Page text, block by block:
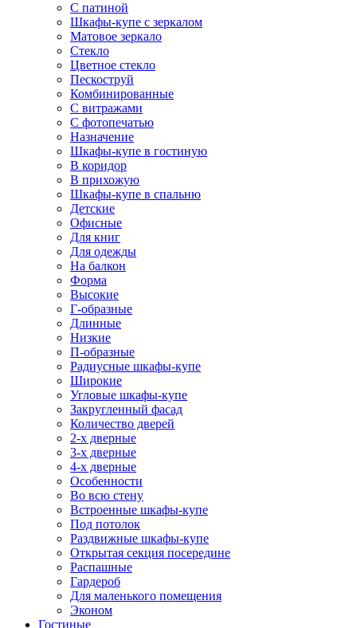
С патиной
Шкафы-купе с зеркалом
Матовое зеркало
Стекло
Цветное стекло
Пескоструй
Комбинированные
С витражами
С фотопечатью
Назначение
Шкафы-купе в гостиную
В коридор
В прихожую
Шкафы-купе в спальню
Детские
Офисные
Для книг
Для одежды
На балкон
Форма
Высокие
Г-образные
Длинные
Низкие
П-образные
Радиусные шкафы-купе
Широкие
Угловые шкафы-купе
Закругленный фасад
Количество дверей
2-х дверные
3-х дверные
4-х дверные
Особенности
Во всю стену
Встроенные шкафы-купе
Под потолок
Раздвижные шкафы-купе
Открытая секция посередине
Распашные
Гардероб
Для маленького помещения
Эконом
Гостиные